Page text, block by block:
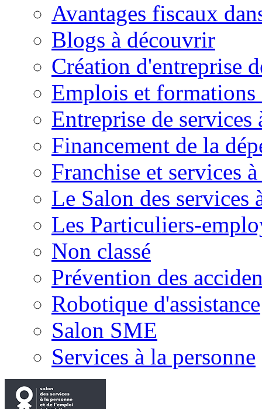
Avantages fiscaux
Blogs à découvrir
Création d'entreprise
Emplois et formations
Entreprise de services
Financement de la
Franchise et services
Le Salon des services
Les Particuliers-
Non classé
Prévention des
Robotique d'assistance
Salon SME
Services à la personne